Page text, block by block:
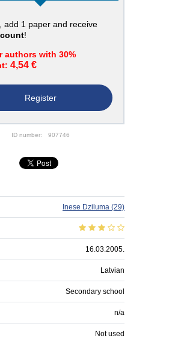
, add 1 paper and receive
!
authors with 30%
4,54 €
Register
ID number: 907746
Inese Dziluma (29)
16.03.2005.
Latvian
Secondary school
n/a
Not used